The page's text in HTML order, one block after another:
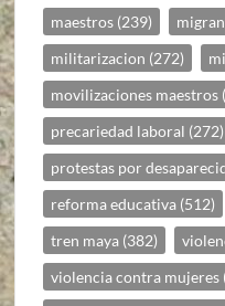
maestros (239)
militarizacion (272)
movilizaciones maestros
precariedad laboral (272)
protestas por
reforma educativa (512)
tren maya (382)
violencia contra mujeres